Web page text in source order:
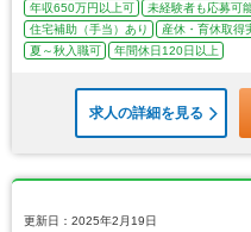
年収650万円以上可 未経験者も応募可
住宅補助（手当）あり
産休・育休取得
夏～秋入職可
年間休日120日以上
求人の詳細を見る
更新日：2025年2月19日